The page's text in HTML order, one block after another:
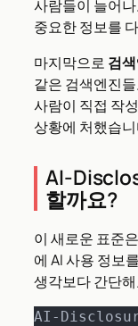
사람들이 늘어
중요한 정보를
마지막으로 검
같은 검색엔진
사람이 직접 작
상황에 처했습
AI-
할까요?
이 새로운 표준
에 AI 사용 정보
생각보다 간단
AI-